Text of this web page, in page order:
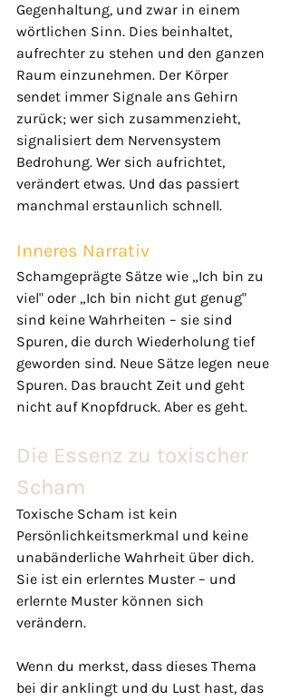
Gegenhaltung, und zwar in einem
wörtlichen Sinn. Dies beinhaltet,
aufrechter zu stehen und den ganzen
Raum einzunehmen. Der Körper
sendet immer Signale ans Gehirn
zurück; wer sich zusammenzieht,
signalisiert dem Nervensystem
Bedrohung. Wer sich aufrichtet,
verändert etwas. Und das passiert
manchmal erstaunlich schnell.
Inneres Narrativ
Schamgeprägte Sätze wie „Ich bin zu
viel" oder „Ich bin nicht gut genug"
sind keine Wahrheiten – sie sind
Spuren, die durch Wiederholung tief
geworden sind. Neue Sätze legen neue
Spuren. Das braucht Zeit und geht
nicht auf Knopfdruck. Aber es geht.
Die Essenz zu toxischer
Scham
Toxische Scham ist kein
Persönlichkeitsmerkmal und keine
unabänderliche Wahrheit über dich.
Sie ist ein erlerntes Muster – und
erlernte Muster können sich
verändern.
Wenn du merkst, dass dieses Thema
bei dir anklingt und du Lust hast, das